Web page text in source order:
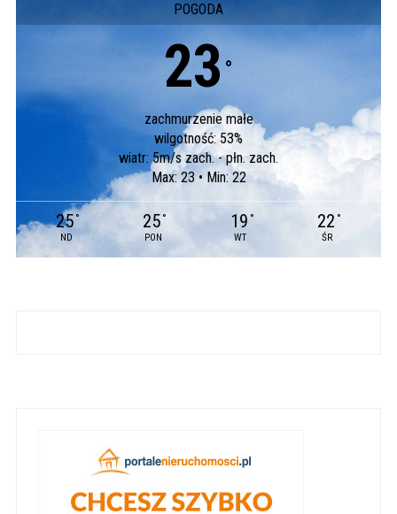
POGODA
23 °
zachmurzenie małe
wilgotność: 53%
wiatr: 5m/s zach. - płn. zach.
Max: 23 • Min: 22
25 °
ND
25 °
PON
19 °
WT
22 °
ŚR